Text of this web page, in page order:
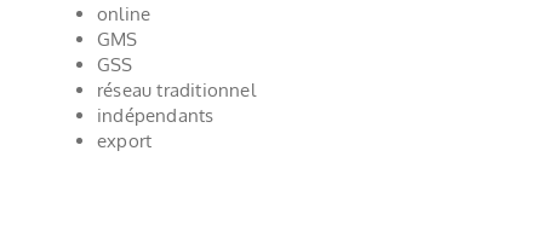
online
GMS
GSS
réseau traditionnel
indépendants
export